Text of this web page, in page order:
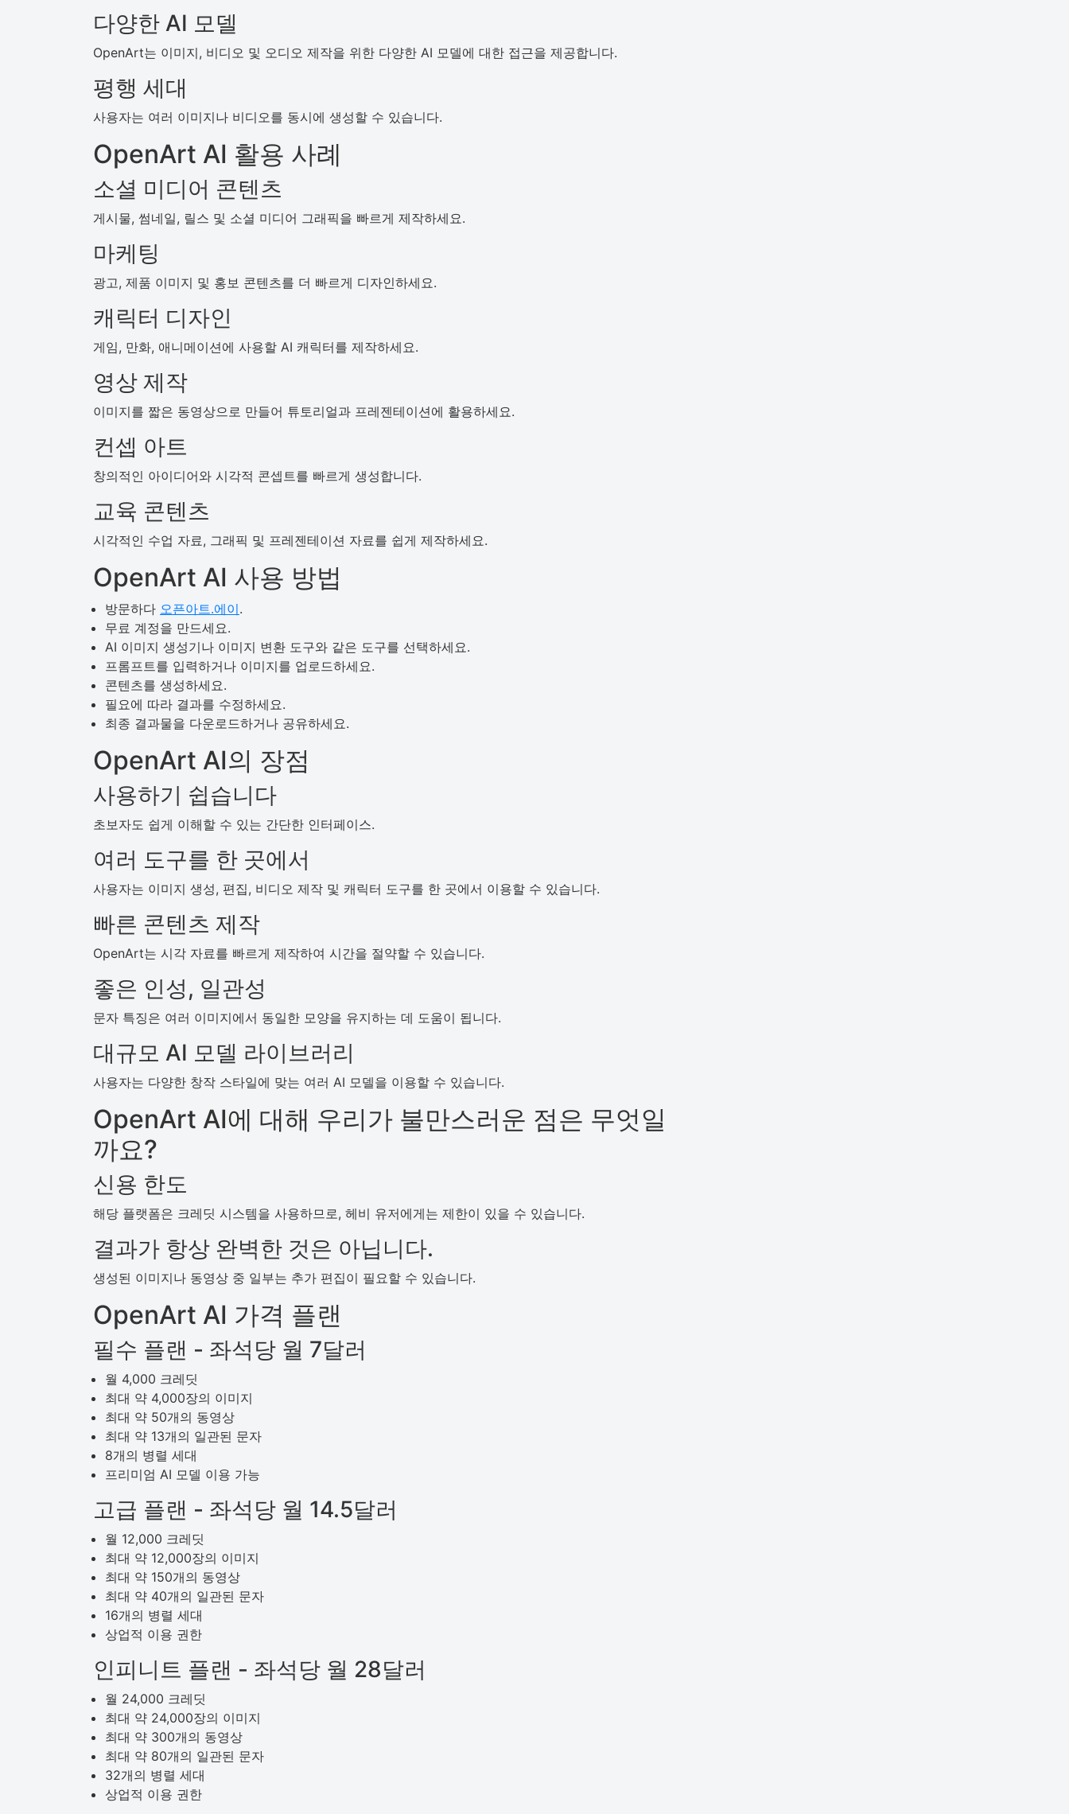
다양한 AI 모델
OpenArt는 이미지, 비디오 및 오디오 제작을 위한 다양한 AI 모델에 대한 접근을 제공합니다.
평행 세대
사용자는 여러 이미지나 비디오를 동시에 생성할 수 있습니다.
OpenArt AI 활용 사례
소셜 미디어 콘텐츠
게시물, 썸네일, 릴스 및 소셜 미디어 그래픽을 빠르게 제작하세요.
마케팅
광고, 제품 이미지 및 홍보 콘텐츠를 더 빠르게 디자인하세요.
캐릭터 디자인
게임, 만화, 애니메이션에 사용할 AI 캐릭터를 제작하세요.
영상 제작
이미지를 짧은 동영상으로 만들어 튜토리얼과 프레젠테이션에 활용하세요.
컨셉 아트
창의적인 아이디어와 시각적 콘셉트를 빠르게 생성합니다.
교육 콘텐츠
시각적인 수업 자료, 그래픽 및 프레젠테이션 자료를 쉽게 제작하세요.
OpenArt AI 사용 방법
방문하다 오픈아트.에이.
무료 계정을 만드세요.
AI 이미지 생성기나 이미지 변환 도구와 같은 도구를 선택하세요.
프롬프트를 입력하거나 이미지를 업로드하세요.
콘텐츠를 생성하세요.
필요에 따라 결과를 수정하세요.
최종 결과물을 다운로드하거나 공유하세요.
OpenArt AI의 장점
사용하기 쉽습니다
초보자도 쉽게 이해할 수 있는 간단한 인터페이스.
여러 도구를 한 곳에서
사용자는 이미지 생성, 편집, 비디오 제작 및 캐릭터 도구를 한 곳에서 이용할 수 있습니다.
빠른 콘텐츠 제작
OpenArt는 시각 자료를 빠르게 제작하여 시간을 절약할 수 있습니다.
좋은 인성, 일관성
문자 특징은 여러 이미지에서 동일한 모양을 유지하는 데 도움이 됩니다.
대규모 AI 모델 라이브러리
사용자는 다양한 창작 스타일에 맞는 여러 AI 모델을 이용할 수 있습니다.
OpenArt AI에 대해 우리가 불만스러운 점은 무엇일
까요?
신용 한도
해당 플랫폼은 크레딧 시스템을 사용하므로, 헤비 유저에게는 제한이 있을 수 있습니다.
결과가 항상 완벽한 것은 아닙니다.
생성된 이미지나 동영상 중 일부는 추가 편집이 필요할 수 있습니다.
OpenArt AI 가격 플랜
필수 플랜 - 좌석당 월 7달러
월 4,000 크레딧
최대 약 4,000장의 이미지
최대 약 50개의 동영상
최대 약 13개의 일관된 문자
8개의 병렬 세대
프리미엄 AI 모델 이용 가능
고급 플랜 - 좌석당 월 14.5달러
월 12,000 크레딧
최대 약 12,000장의 이미지
최대 약 150개의 동영상
최대 약 40개의 일관된 문자
16개의 병렬 세대
상업적 이용 권한
인피니트 플랜 - 좌석당 월 28달러
월 24,000 크레딧
최대 약 24,000장의 이미지
최대 약 300개의 동영상
최대 약 80개의 일관된 문자
32개의 병렬 세대
상업적 이용 권한